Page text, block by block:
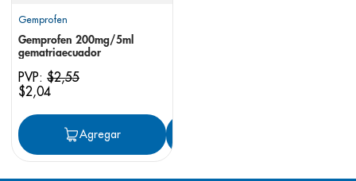
Gemprofen
Gemprofen 200mg/5ml
gematriaecuador
PVP: $2,55
$2,04
Agregar